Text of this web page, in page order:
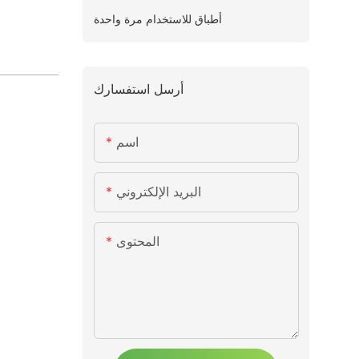
أطباق للاستخدام مرة واحدة
أرسل استفسارك
اسم
البريد الإلكتروني
المحتوى